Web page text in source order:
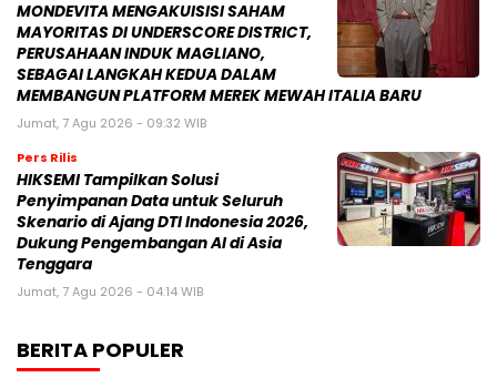
MONDEVITA MENGAKUISISI SAHAM
MAYORITAS DI UNDERSCORE DISTRICT,
PERUSAHAAN INDUK MAGLIANO,
SEBAGAI LANGKAH KEDUA DALAM
MEMBANGUN PLATFORM MEREK MEWAH ITALIA BARU
Jumat, 7 Agu 2026 - 09:32 WIB
Pers Rilis
HIKSEMI Tampilkan Solusi
Penyimpanan Data untuk Seluruh
Skenario di Ajang DTI Indonesia 2026,
Dukung Pengembangan AI di Asia
Tenggara
Jumat, 7 Agu 2026 - 04:14 WIB
BERITA POPULER